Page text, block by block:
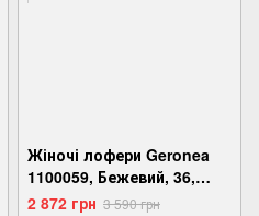
Жіночі лофери Geronea
1100059, Бежевий, 36,
2999860666205
2 872 грн 3 590 грн